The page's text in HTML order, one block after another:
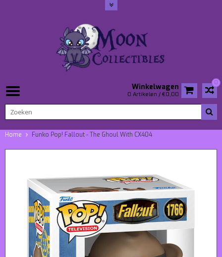
0
Winkelwagen
0 Artikelen / €0,00
Home Funko Pop! Fallout - The Ghoul With CX404